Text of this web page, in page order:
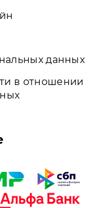
данных
в отношении